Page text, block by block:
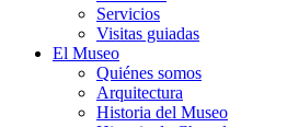
Servicios
Visitas guiadas
El Museo
Quiénes somos
Arquitectura
Historia del Museo